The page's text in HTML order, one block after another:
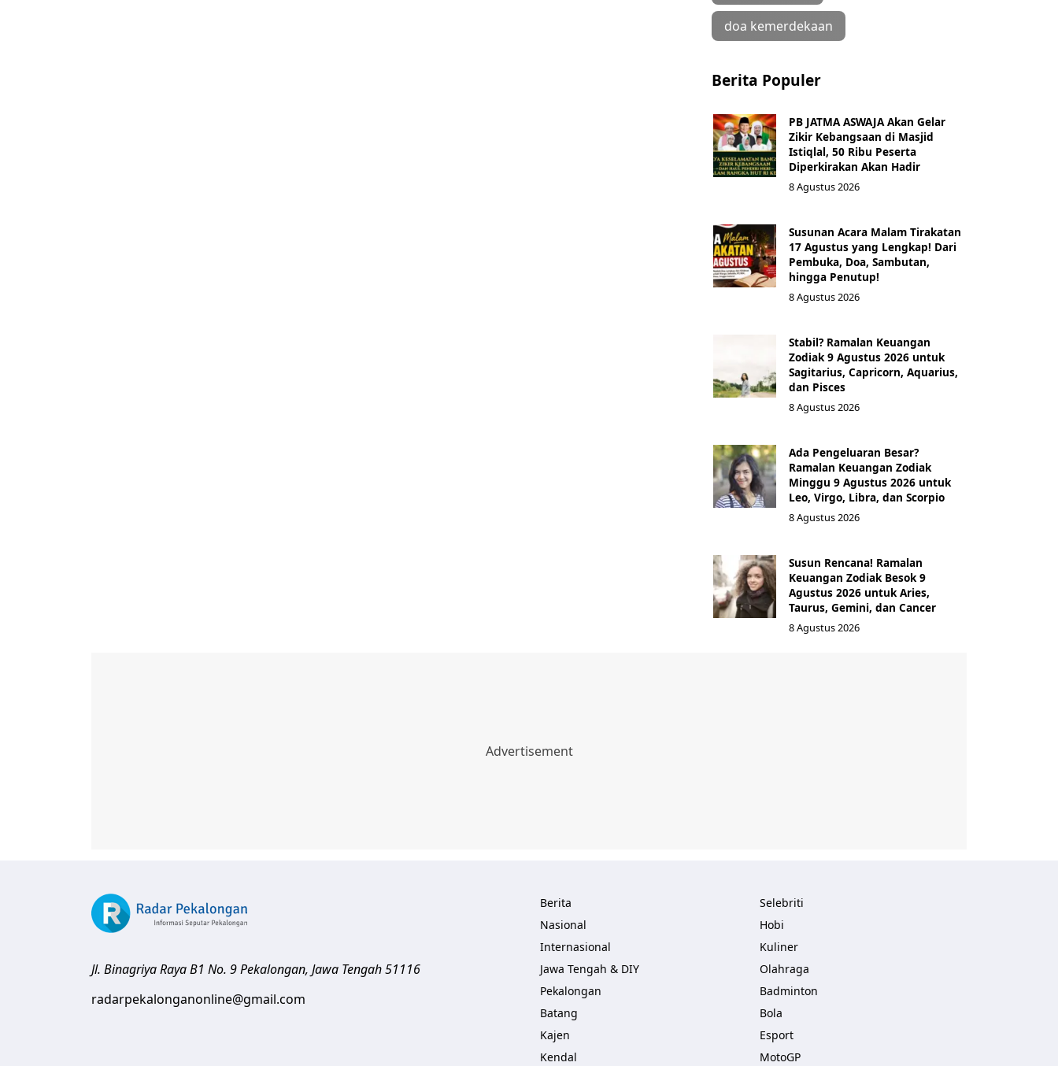
doa kemerdekaan
Berita Populer
PB JATMA ASWAJA Akan Gelar
Zikir Kebangsaan di Masjid
Istiqlal, 50 Ribu Peserta
Diperkirakan Akan Hadir
8 Agustus 2026
Susunan Acara Malam Tirakatan
17 Agustus yang Lengkap! Dari
Pembuka, Doa, Sambutan,
hingga Penutup!
8 Agustus 2026
Stabil? Ramalan Keuangan
Zodiak 9 Agustus 2026 untuk
Sagitarius, Capricorn, Aquarius,
dan Pisces
8 Agustus 2026
Ada Pengeluaran Besar?
Ramalan Keuangan Zodiak
Minggu 9 Agustus 2026 untuk
Leo, Virgo, Libra, dan Scorpio
8 Agustus 2026
Susun Rencana! Ramalan
Keuangan Zodiak Besok 9
Agustus 2026 untuk Aries,
Taurus, Gemini, dan Cancer
8 Agustus 2026
Jl. Binagriya Raya B1 No. 9Pekalongan, Jawa Tengah51116
radarpekalonganonline@gmail.com
Berita
Nasional
Internasional
Jawa Tengah & DIY
Pekalongan
Batang
Kajen
Kendal
Selebriti
Hobi
Kuliner
Olahraga
Badminton
Bola
Esport
MotoGP